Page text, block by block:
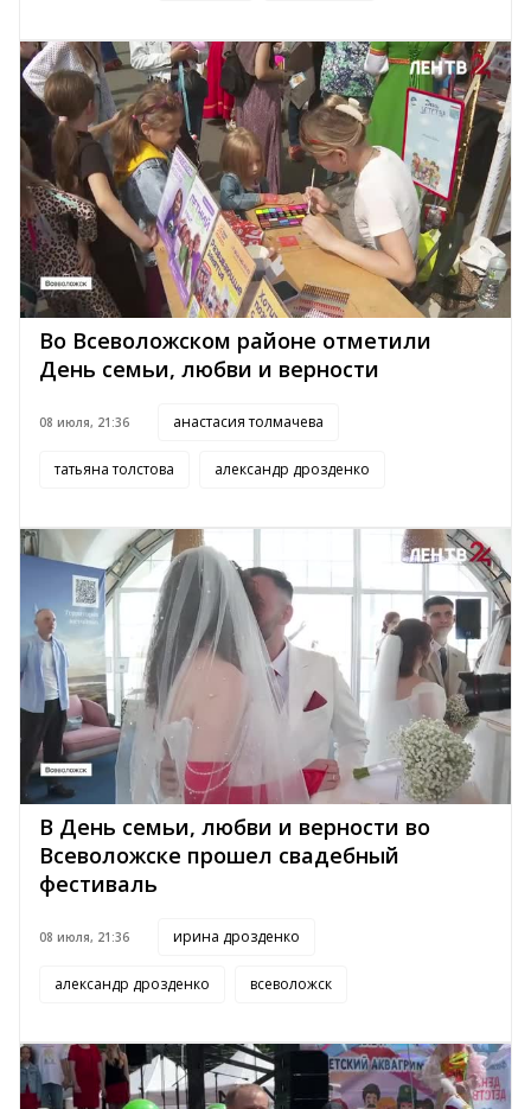
Во Всеволожском районе отметили
День семьи, любви и верности
08 июля, 21:36 анастасия толмачева
татьяна толстова александр дрозденко
В День семьи, любви и верности во
Всеволожске прошел свадебный
фестиваль
08 июля, 21:36 ирина дрозденко
александр дрозденко всеволожск